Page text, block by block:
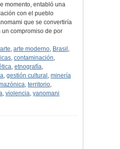
momento, entabló una
con el pueblo
que se convertiría
un compromiso de por
arte, arte moderno, Brasil ,
, contaminación,
, etnografía,
, gestión cultural , minería
, territorio,
, violencia, yanomani